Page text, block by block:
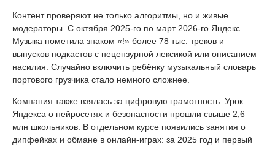
Контент проверяют не только алгоритмы, но и живые
модераторы. С октября 2025-го по март 2026-го Яндекс
Музыка пометила знаком «!» более 78 тыс. треков и
выпусков подкастов с нецензурной лексикой или описанием
насилия. Случайно включить ребёнку музыкальный словарь
портового грузчика стало немного сложнее.
Компания также взялась за цифровую грамотность. Урок
Яндекса о нейросетях и безопасности прошли свыше 2,6
млн школьников. В отдельном курсе появились занятия о
дипфейках и обмане в онлайн-играх: за 2025 год и первый